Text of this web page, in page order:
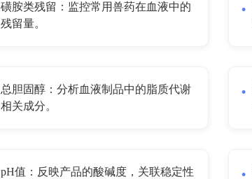
磺胺类残留：监控常用兽药在血液中的
残留量。
总胆固醇：分析血液制品中的脂质代谢
相关成分。
pH值：反映产品的酸碱度，关联稳定性